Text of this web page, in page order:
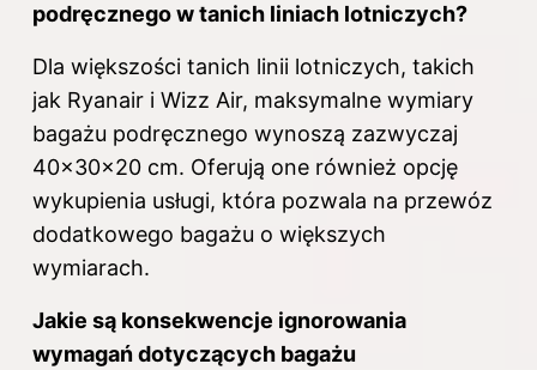
podręcznego w tanich liniach lotniczych?
Dla większości tanich linii lotniczych, takich
jak Ryanair i Wizz Air, maksymalne wymiary
bagażu podręcznego wynoszą zazwyczaj
40x30x20 cm. Oferują one również opcję
wykupienia usługi, która pozwala na przewóz
dodatkowego bagażu o większych
wymiarach.
Jakie są konsekwencje ignorowania
wymagań dotyczących bagażu